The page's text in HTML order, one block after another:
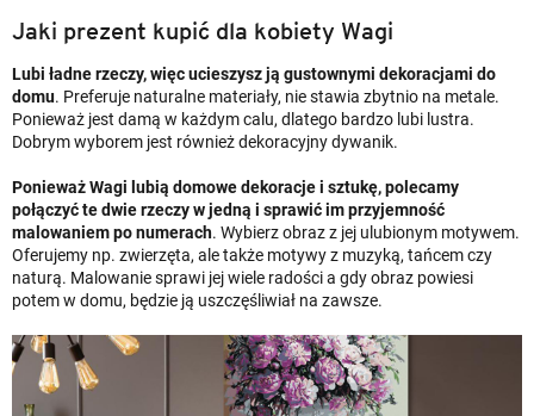
Jaki prezent kupić dla kobiety Wagi
Lubi ładne rzeczy, więc ucieszysz ją gustownymi dekoracjami do
domu. Preferuje naturalne materiały, nie stawia zbytnio na metale.
Ponieważ jest damą w każdym calu, dlatego bardzo lubi lustra.
Dobrym wyborem jest również dekoracyjny dywanik.
Ponieważ Wagi lubią domowe dekoracje i sztukę, polecamy
połączyć te dwie rzeczy w jedną i sprawić im przyjemność
malowaniem po numerach. Wybierz obraz z jej ulubionym motywem.
Oferujemy np. zwierzęta, ale także motywy z muzyką, tańcem czy
naturą. Malowanie sprawi jej wiele radości a gdy obraz powiesi
potem w domu, będzie ją uszczęśliwiał na zawsze.